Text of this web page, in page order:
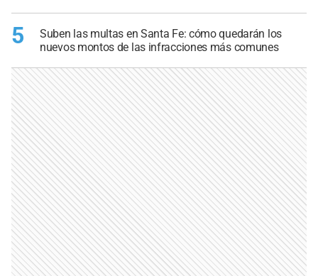
5
Suben las multas en Santa Fe: cómo quedarán los
nuevos montos de las infracciones más comunes